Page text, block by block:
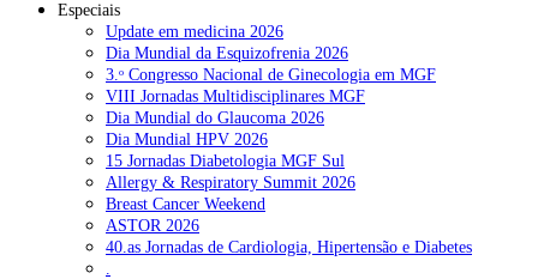
Sindicato diz que nova carreira de médicos dentistas reforça
estabilidade no SNS 6 de Agosto, 2026
Mais de 400 utentes beneficiaram de comparticipação reforçada
para tratamentos de infertilidade na Madeira
Sindicato acusa ULS São João de negar direitos de parentalidade
aos médicos 6 de Agosto, 2026
NOTÍCIAS MAIS LIDAS
Especiais
Update em medicina 2026
Dia Mundial da Esquizofrenia 2026
3.ᵒ Congresso Nacional de Ginecologia em MGF
VIII Jornadas Multidisciplinares MGF
Dia Mundial do Glaucoma 2026
Dia Mundial HPV 2026
15 Jornadas Diabetologia MGF Sul
Allergy & Respiratory Summit 2026
Breast Cancer Weekend
ASTOR 2026
40.as Jornadas de Cardiologia, Hipertensão e Diabetes
.